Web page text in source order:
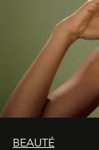
BEAUTÉ